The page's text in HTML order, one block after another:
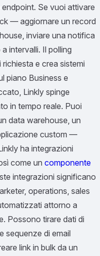
Se vuoi attivare
— aggiornare un record
inviare una notifica
intervalli. Il polling
e crea sistemi
piano Business e
Linkly spinge
in tempo reale. Puoi
data warehouse, un
custom —
ha integrazioni
come un componente
integrazioni significano
operations, sales
attorno a
Possono tirare dati di
sequenze di email
link in bulk da un